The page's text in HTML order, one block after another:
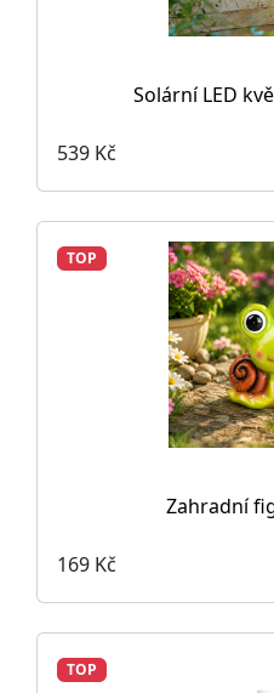
Solární LED
539 Kč
TOP
Zahradní
169 Kč
TOP